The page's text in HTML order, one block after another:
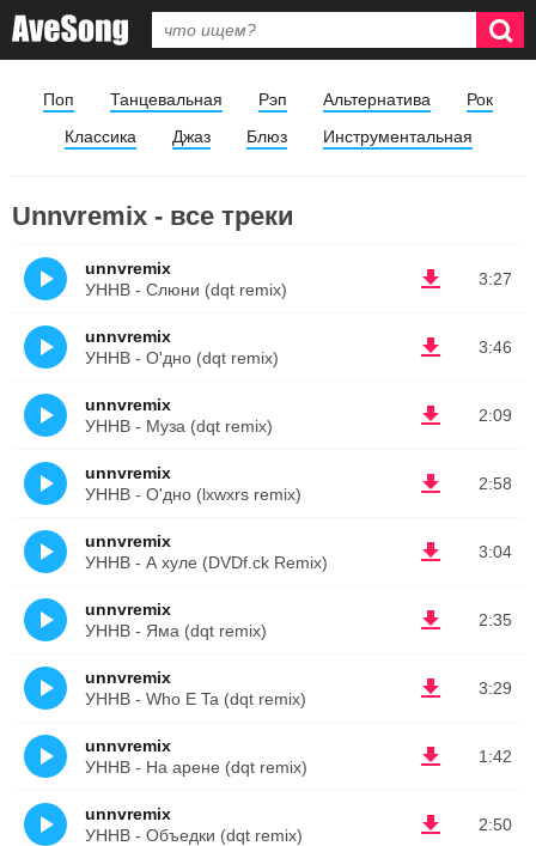
Поп Танцевальная Рэп Альтернатива
Рок
Классика
Джаз Блюз Инструментальная
Unnvremix - все треки
3:27
unnvremix
УННВ - Слюни (dqt remix)
3:46
unnvremix
УННВ - О'дно (dqt remix)
2:09
unnvremix
УННВ - Муза (dqt remix)
2:58
unnvremix
УННВ - О'дно (lxwxrs remix)
3:04
unnvremix
УННВ - А хуле (DVDf.ck Remix)
2:35
unnvremix
УННВ - Яма (dqt remix)
3:29
unnvremix
УННВ - Who E Ta (dqt remix)
1:42
unnvremix
УННВ - На арене (dqt remix)
2:50
unnvremix
УННВ - Объедки (dqt remix)